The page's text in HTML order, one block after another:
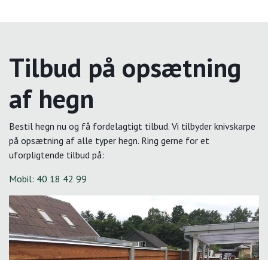
Tilbud på opsætning
af hegn
Bestil hegn nu og få fordelagtigt tilbud. Vi tilbyder knivskarpe
på opsætning af alle typer hegn. Ring gerne for et
uforpligtende tilbud på:
Mobil: 40 18 42 99